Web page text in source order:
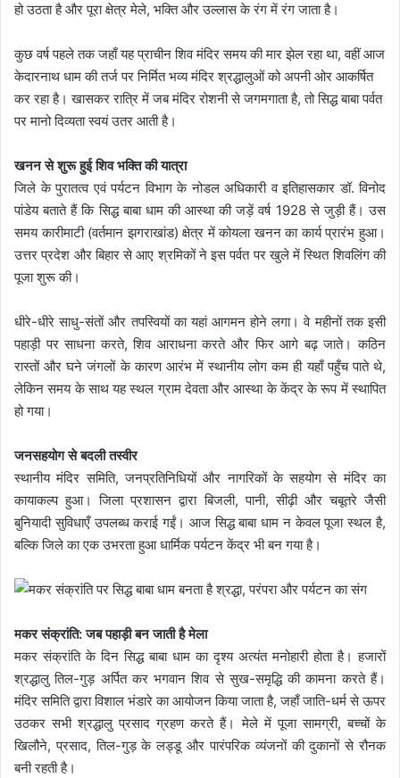
हो उठता है और पूरा क्षेत्र मेले, भक्ति और उल्लास के रंग में रंग जाता है।
कुछ वर्ष पहले तक जहाँ यह प्राचीन शिव मंदिर समय की मार झेल रहा था, वहीं आज
केदारनाथ धाम की तर्ज पर निर्मित भव्य मंदिर श्रद्धालुओं को अपनी ओर आकर्षित
कर रहा है। खासकर रात्रि में जब मंदिर रोशनी से जगमगाता है, तो सिद्ध बाबा पर्वत
पर मानो दिव्यता स्वयं उतर आती है।
खनन से शुरू हुई शिव भक्ति की यात्रा
जिले के पुरातत्व एवं पर्यटन विभाग के नोडल अधिकारी व इतिहासकार डॉ. विनोद
पांडेय बताते हैं कि सिद्ध बाबा धाम की आस्था की जड़ें वर्ष 1928 से जुड़ी हैं। उस
समय कारीमाटी (वर्तमान झगराखांड) क्षेत्र में कोयला खनन का कार्य प्रारंभ हुआ।
उत्तर प्रदेश और बिहार से आए श्रमिकों ने इस पर्वत पर खुले में स्थित शिवलिंग की
पूजा शुरू की।
धीरे-धीरे साधु-संतों और तपस्वियों का यहां आगमन होने लगा। वे महीनों तक इसी
पहाड़ी पर साधना करते, शिव आराधना करते और फिर आगे बढ़ जाते। कठिन
रास्तों और घने जंगलों के कारण आरंभ में स्थानीय लोग कम ही यहाँ पहुँच पाते थे,
लेकिन समय के साथ यह स्थल ग्राम देवता और आस्था के केंद्र के रूप में स्थापित
हो गया।
जनसहयोग से बदली तस्वीर
स्थानीय मंदिर समिति, जनप्रतिनिधियों और नागरिकों के सहयोग से मंदिर का
कायाकल्प हुआ। जिला प्रशासन द्वारा बिजली, पानी, सीढ़ी और चबूतरे जैसी
बुनियादी सुविधाएँ उपलब्ध कराई गईं। आज सिद्ध बाबा धाम न केवल पूजा स्थल है,
बल्कि जिले का एक उभरता हुआ धार्मिक पर्यटन केंद्र भी बन गया है।
मकर संक्रांति: जब पहाड़ी बन जाती है मेला
मकर संक्रांति के दिन सिद्ध बाबा धाम का दृश्य अत्यंत मनोहारी होता है। हजारों
श्रद्धालु तिल-गुड़ अर्पित कर भगवान शिव से सुख-समृद्धि की कामना करते हैं।
मंदिर समिति द्वारा विशाल भंडारे का आयोजन किया जाता है, जहाँ जाति-धर्म से ऊपर
उठकर सभी श्रद्धालु प्रसाद ग्रहण करते हैं। मेले में पूजा सामग्री, बच्चों के
खिलौने, प्रसाद, तिल-गुड़ के लड्डू और पारंपरिक व्यंजनों की दुकानों से रौनक
बनी रहती है।